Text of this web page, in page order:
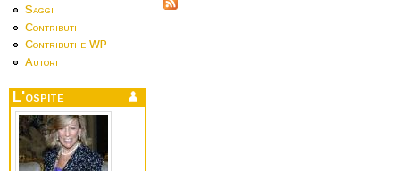
Saggi
Contributi
Contributi e WP
Autori
L'ospite